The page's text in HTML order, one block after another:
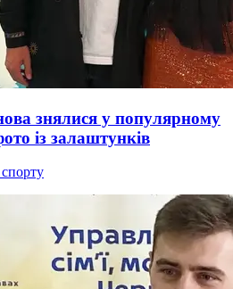
знялися у популярному
із залаштунків